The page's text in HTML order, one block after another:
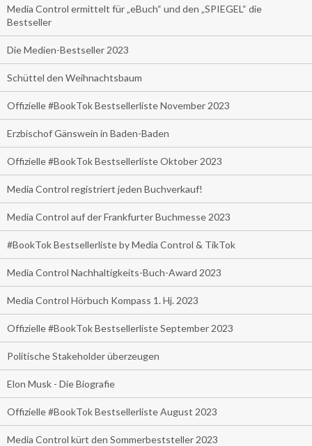
Media Control ermittelt für „eBuch“ und den „SPIEGEL“ die
Bestseller
Die Medien-Bestseller 2023
Schüttel den Weihnachtsbaum
Offizielle #BookTok Bestsellerliste November 2023
Erzbischof Gänswein in Baden-Baden
Offizielle #BookTok Bestsellerliste Oktober 2023
Media Control registriert jeden Buchverkauf!
Media Control auf der Frankfurter Buchmesse 2023
#BookTok Bestsellerliste by Media Control & TikTok
Media Control Nachhaltigkeits-Buch-Award 2023
Media Control Hörbuch Kompass 1. Hj. 2023
Offizielle #BookTok Bestsellerliste September 2023
Politische Stakeholder überzeugen
Elon Musk - Die Biografie
Offizielle #BookTok Bestsellerliste August 2023
Media Control kürt den Sommerbeststeller 2023